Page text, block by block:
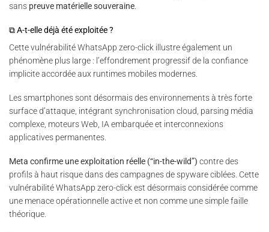
sans preuve matérielle souveraine
⧉ A-t-elle déjà été exploitée ?
Cette vulnérabilité WhatsApp zero-click illustre également un
phénomène plus large : l’effondrement progressif de la confiance
implicite accordée aux runtimes mobiles modernes.
Les smartphones sont désormais des environnements à très forte
surface d’attaque, intégrant synchronisation cloud, parsing média
complexe, moteurs Web, IA embarquée et interconnexions
applicatives permanentes.
Meta confirme une exploitation réelle (“in-the-wild”) contre des
profils à haut risque dans des campagnes de spyware ciblées. Cette
vulnérabilité WhatsApp zero-click est désormais considérée comme
une menace opérationnelle active et non comme une simple faille
théorique.